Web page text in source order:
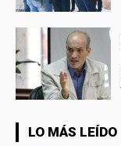
LO MÁS LEÍDO